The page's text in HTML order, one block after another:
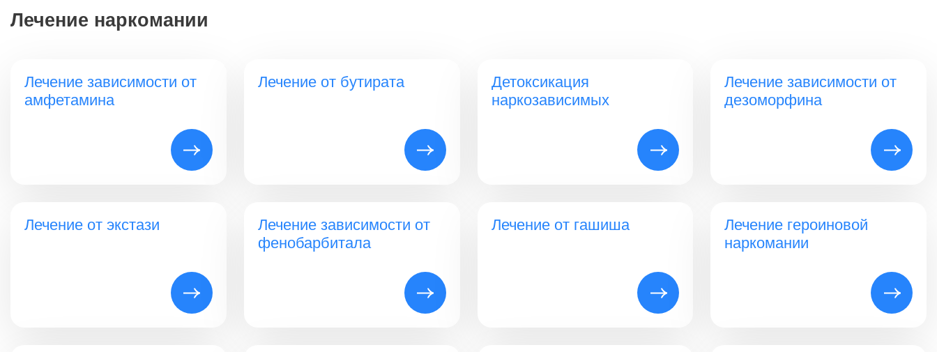
Лечение наркомании
Лечение зависимости от
амфетамина
Лечение от бутирата
Детоксикация
наркозависимых
Лечение зависимости от
дезоморфина
Лечение от экстази
Лечение зависимости от
фенобарбитала
Лечение от гашиша
Лечение героиновой
наркомании